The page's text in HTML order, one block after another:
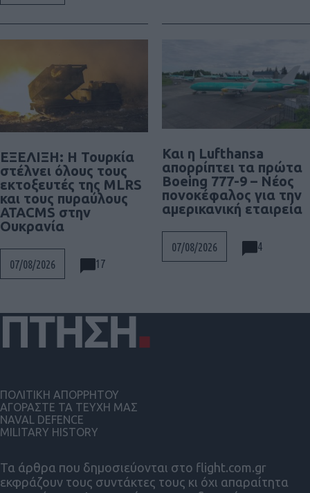
ΕΞΕΛΙΞΗ: H Τουρκία
στέλνει όλους τους
εκτοξευτές της MLRS
και τους πυραύλους
ATACMS στην
Ουκρανία
07/08/2026 17
Και η Lufthansa
απορρίπτει τα πρώτα
Boeing 777-9 – Νέος
πονοκέφαλος για την
αμερικανική εταιρεία
07/08/2026 4
Τα άρθρα που δημοσιεύονται στο flight.com.gr
εκφράζουν τους συντάκτες τους κι όχι απαραίτητα
ΠΟΛΙΤΙΚΗ ΑΠΟΡΡΗΤΟΥ
ΑΓΟΡΑΣΤΕ ΤΑ ΤΕΥΧΗ ΜΑΣ
NAVAL DEFENCE
MILITARY HISTORY